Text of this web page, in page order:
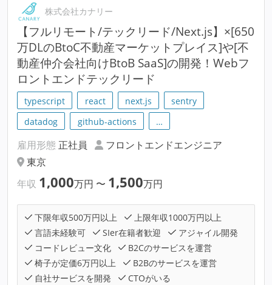
株式会社カナリー
【フルリモート/テックリード/Next.js】×[650
万DLのBtoC不動産マーケットプレイス]や[不
動産仲介会社向けBtoB SaaS]の開発！Webフ
ロントエンドテックリード
typescript react next.js
sentry
datadog
github-actions …
雇用形態 正社員
フロントエンドエンジニア
東京
年収 1,000万円 〜 1,500万円
下限年収500万円以上
上限年収1000万円以上
言語未経験可
SIer在籍者歓迎
アジャイル開発
コードレビュー文化
B2Cのサービスを運営
椅子が定価6万円以上
B2Bのサービスを運営
自社サービスを開発
CTOがいる